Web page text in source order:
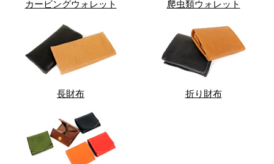
カービングウォレット 爬虫類ウォレット
長財布 折り財布